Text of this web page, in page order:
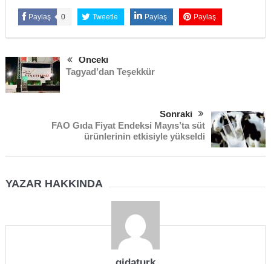
Paylaş 0 Tweetle Paylaş Paylaş
Önceki
Tagyad’dan Teşekkür
Sonraki
FAO Gıda Fiyat Endeksi Mayıs’ta süt
ürünlerinin etkisiyle yükseldi
YAZAR HAKKINDA